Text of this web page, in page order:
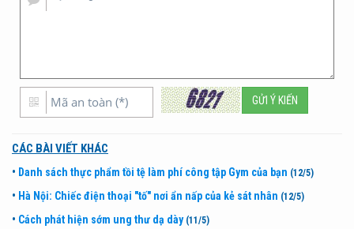
CÁC BÀI VIẾT KHÁC
• Danh sách thực phẩm tồi tệ làm phí công tập Gym của bạn (12/5)
• Hà Nội: Chiếc điện thoại "tố" nơi ẩn nấp của kẻ sát nhân (12/5)
• Cách phát hiện sớm ung thư dạ dày (11/5)